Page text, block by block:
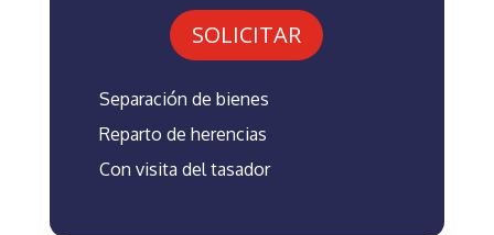
SOLICITAR
Separación de bienes
Reparto de herencias
Con visita del tasador